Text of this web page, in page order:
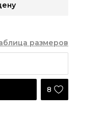
размеров
8